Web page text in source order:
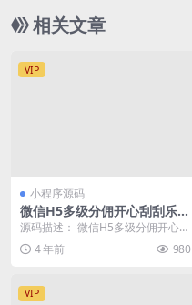
相关文章
VIP
小程序源码
微信H5多级分佣开心刮刮乐源
码
源码描述： 微信H5多级分佣开心刮
刮乐源码，这个源码站长搭建测试
了下，后台正常能...
4 年前 980
VIP